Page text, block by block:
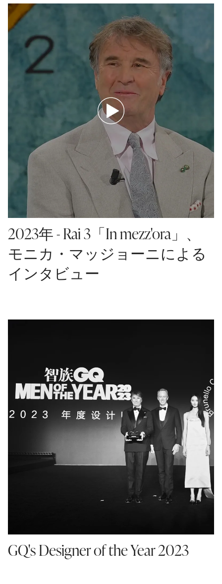
2023年 - Rai 3「In mezz'ora」、
モニカ・マッジョーニによる
インタビュー
GQ's Designer of the Year 2023